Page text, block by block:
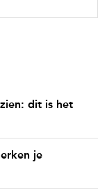
dit is het
je